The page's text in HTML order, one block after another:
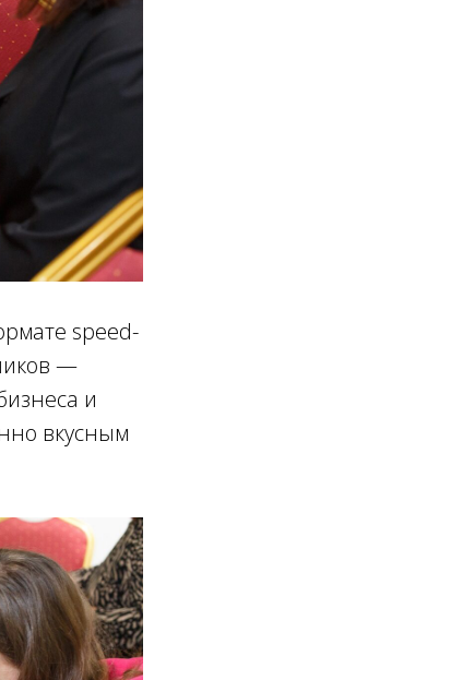
speed-
—
и
вкусным